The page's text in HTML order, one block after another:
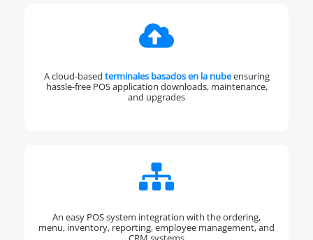
A cloud-based terminales basados en la nubeensuring
hassle-free POS application downloads, maintenance,
and upgrades
An easy POS system integration with the ordering,
menu, inventory, reporting, employee management, and